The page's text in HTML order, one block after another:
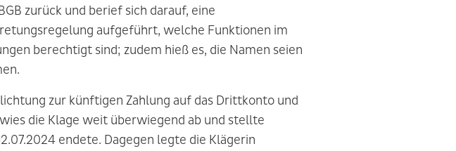
zurück und berief sich darauf, eine
aufgeführt, welche Funktionen im
berechtigt sind; zudem hieß es, die Namen seien
zur künftigen Zahlung auf das Drittkonto und
die Klage weit überwiegend ab und stellte
endete. Dagegen legte die Klägerin